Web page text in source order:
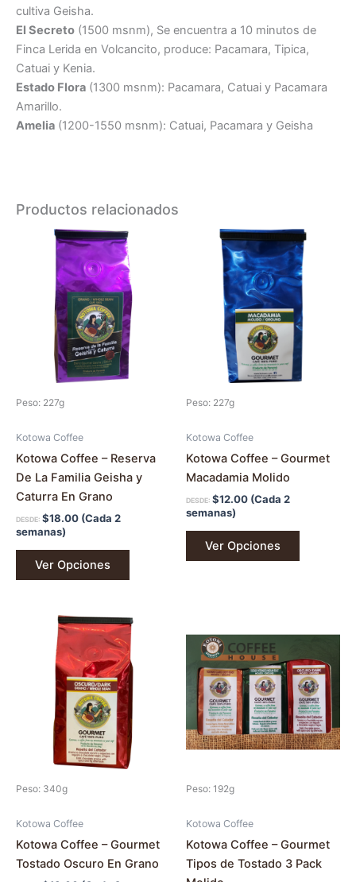
cultiva Geisha.
El Secreto (1500 msnm), Se encuentra a 10 minutos de
Finca Lerida en Volcancito, produce: Pacamara, Tipica,
Catuai y Kenia.
Estado Flora (1300 msnm): Pacamara, Catuai y Pacamara
Amarillo.
Amelia (1200-1550 msnm): Catuai, Pacamara y Geisha
Productos relacionados
Peso: 227g
Kotowa Coffee
Kotowa Coffee – Reserva
De La Familia Geisha y
Caturra En Grano
DESDE: $18.00 (Cada 2
semanas)
Ver Opciones
producto
tiene
múltiples
variantes.
Las
opciones
página
de
Peso: 227g
Kotowa Coffee
Kotowa Coffee – Gourmet
Macadamia Molido
DESDE: $12.00 (Cada 2
semanas)
Ver Opciones
Este
producto
tiene
múltiples
variantes.
Las
opciones
se
página
Peso: 340g
Kotowa Coffee
Kotowa Coffee – Gourmet
Tostado Oscuro En Grano
Este
producto
tiene
múltiples
variantes.
Las
opciones
se
página
de
Peso: 192g
Kotowa Coffee
Kotowa Coffee – Gourmet
Tipos de Tostado 3 Pack